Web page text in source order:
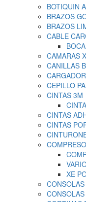
BOTIQUIN
BRAZOS
BRAZOS
CABLE
CAMARAS
CANILLAS
CEPILLO
CINTAS 3M
CINTAS
CINTAS
XE